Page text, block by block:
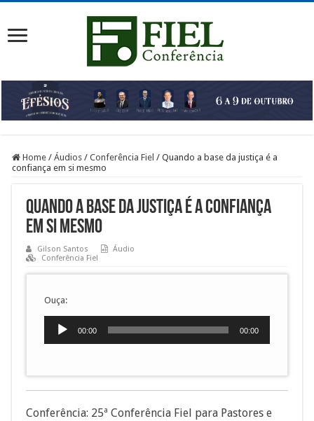
Home / Áudios / Conferência Fiel / Quando a base da justiça é a
confiança em si mesmo
Quando a base da justiça é a confiança
em si mesmo
Gilson Santos
Áudio
Conferência Fiel
Ouça:
Tocador
00:00 00:00
Conferência: 25ª Conferência Fiel para Pastores e